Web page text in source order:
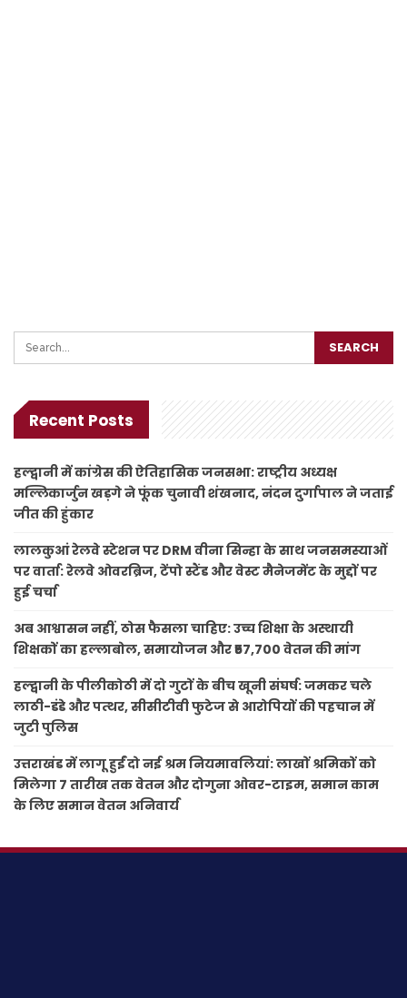
Recent Posts
हल्द्वानी में कांग्रेस की ऐतिहासिक जनसभा: राष्ट्रीय अध्यक्ष
मल्लिकार्जुन खड़गे ने फूंक चुनावी शंखनाद, नंदन दुर्गापाल ने जताई
जीत की हुंकार
लालकुआं रेलवे स्टेशन पर DRM वीना सिन्हा के साथ जनसमस्याओं
पर वार्ता: रेलवे ओवरब्रिज, टेंपो स्टैंड और वेस्ट मैनेजमेंट के मुद्दों पर
हुई चर्चा
अब आश्वासन नहीं, ठोस फैसला चाहिए: उच्च शिक्षा के अस्थायी
शिक्षकों का हल्लाबोल, समायोजन और ₹57,700 वेतन की मांग
हल्द्वानी के पीलीकोठी में दो गुटों के बीच खूनी संघर्ष: जमकर चले
लाठी-डंडे और पत्थर, सीसीटीवी फुटेज से आरोपियों की पहचान में
जुटी पुलिस
उत्तराखंड में लागू हुईं दो नई श्रम नियमावलियां: लाखों श्रमिकों को
मिलेगा 7 तारीख तक वेतन और दोगुना ओवर-टाइम, समान काम
के लिए समान वेतन अनिवार्य